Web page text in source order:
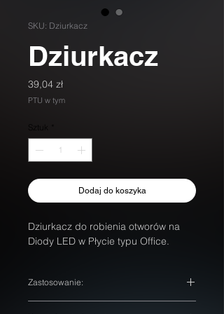
SKU: Dziurkacz
Dziurkacz
39,04 złCena
PTU w tym
Dodaj do koszyka
Dziurkacz do robienia otworów na
Diody LED w Płycie typu Office.
Zastosowanie: